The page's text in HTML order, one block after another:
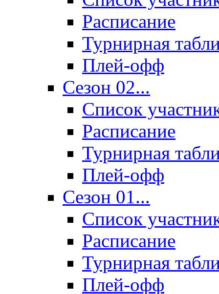
Расписание
Турнирная
Плей-офф
Сезон 02...
Список
Расписание
Турнирная
Плей-офф
Сезон 01...
Список
Расписание
Турнирная
Плей-офф